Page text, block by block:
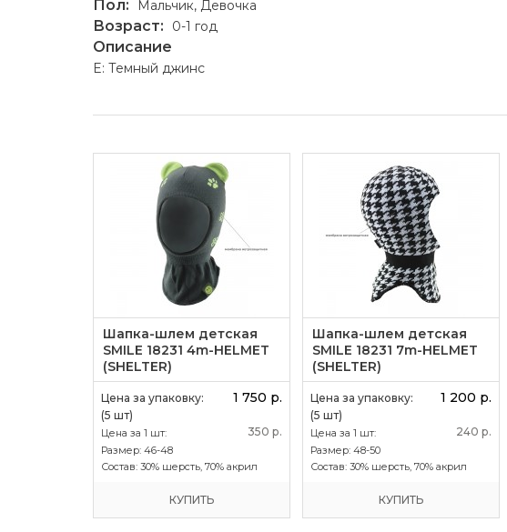
Пол: Мальчик, Девочка
Возраст: 0-1 год
Описание
E: Темный джинс
Шапка-шлем детская
SMILE 18231 4m-HELMET
(SHELTER)
Цена за упаковку: 1 750 р.
(5 шт)
Цена за 1 шт: 350 р.
Размер: 46-48
Состав: 30% шерсть, 70% акрил
КУПИТЬ
Шапка-шлем детская
SMILE 18231 7m-HELMET
(SHELTER)
Цена за упаковку: 1 200 р.
(5 шт)
Цена за 1 шт: 240 р.
Размер: 48-50
Состав: 30% шерсть, 70% акрил
КУПИТЬ